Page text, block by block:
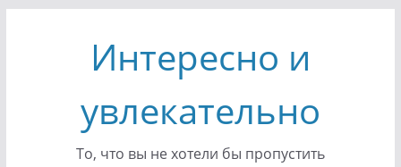
содержимомуИнтересно и
увлекательно
То, что вы не хотели бы пропустить